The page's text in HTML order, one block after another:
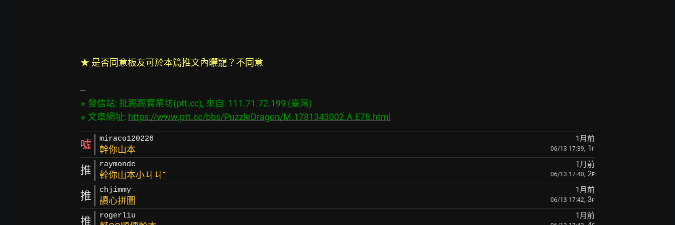
★ 是否同意板友可於本篇推文內曬寵？不同意
※ 發信站: 批踢踢實業坊(ptt.cc), 來自: 111.71.72.199 (臺灣)
※ 文章網址: https://www.ptt.cc/bbs/PuzzleDragon/M.1781343002.A.E78.html
噓 miraco120226 1月前
幹你山本 06/13 17:39, 1 F
推 raymonde 1月前
幹你山本小ㄐㄐˉ 06/13 17:40, 2F
推 chjimmy 1月前
讀心拼圖 06/13 17:42, 3F
推 rogerliu 1月前